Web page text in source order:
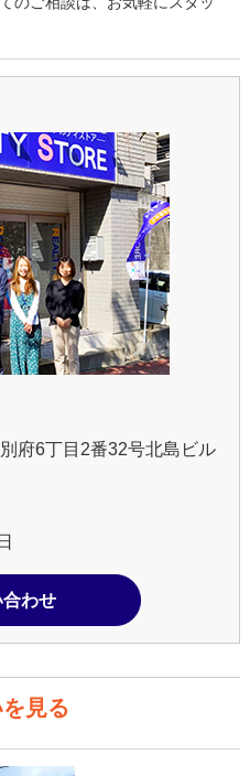
府6丁目2番32号北島ビル
わせ
見る